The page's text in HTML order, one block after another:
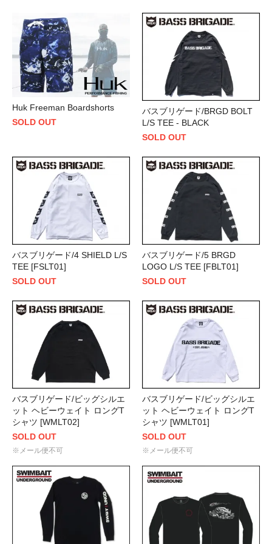
Huk Freeman Boardshorts
SOLD OUT
バスブリゲード/BRGD BOLT
L/S TEE - BLACK
SOLD OUT
バスブリゲード/4 SHIELD L/S
TEE [FSLT01]
SOLD OUT
バスブリゲード/5 BRGD
LOGO L/S TEE [FBLT01]
SOLD OUT
バスブリゲード/ビッグシルエ
ット ヘビーウェイト ロングT
シャツ [WMLT02]
SOLD OUT
※メール便不可
バスブリゲード/ビッグシルエ
ット ヘビーウェイト ロングT
シャツ [WMLT01]
SOLD OUT
※メール便不可